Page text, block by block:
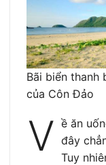
Bãi biển thanh
của Côn Đảo
V ề ăn
đây
Tuy